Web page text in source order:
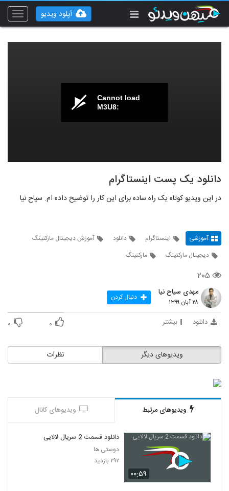
Toggle
آپلود ویدیو
Cannot load
M3U8:
دانلود یک پست اینستاگرام
در این ویدیو کوتاه یک راه ساده برای این کار را توضیح داده ام. سیاح نیا
آموزشی اینستاگرام دانلود
آموزش دیجیتال مارکتینگ
دیجیتال مارکتینگ
مارکتینگ
۲۰۵
مهدی سیاح نیا
۲۸ آبان ۱۳۹۹ دنبال کردن
دانلود بیشتر ۰ ۰
نظرات ویدیوهای دیگر
ویدیوهای مرتبط ویدیوهای کانال
۰۰:۵۹
دانلود قسمت 2 سریال لالایی
دوستی ها
۲۹۲ بازدید